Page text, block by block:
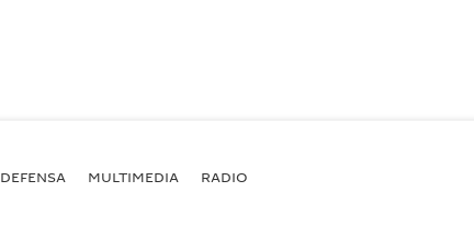
DEFENSA MULTIMEDIA RADIO